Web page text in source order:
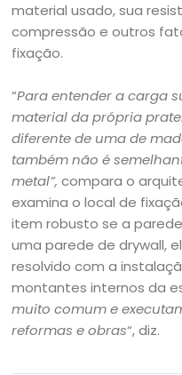
material usado, sua
compressão e outros
fixação.
“Para entender a carga
material da própria
diferente de uma de
também não é
metal”,compara o
examina o local de
item robusto se a
uma parede de drywall,
resolvido com a
montantes internos da
muito comum e
reformas e obras“, diz.